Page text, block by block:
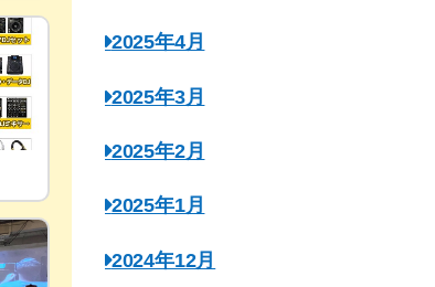
2025年4月
2025年3月
2025年2月
2025年1月
2024年12月